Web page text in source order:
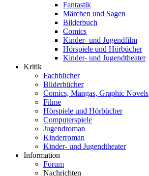
Fantastik
Märchen und Sagen
Bilderbuch
Comics
Kinder- und Jugendfilm
Hörspiele und Hörbücher
Kinder- und Jugendtheater
Kritik
Fachbücher
Bilderbücher
Comics, Mangas, Graphic Novels
Filme
Hörspiele und Hörbücher
Computerspiele
Jugendroman
Kinderroman
Kinder- und Jugendtheater
Information
Forum
Nachrichten